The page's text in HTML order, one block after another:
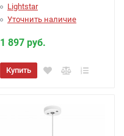
Lightstar
Уточнить наличие
1 897 руб.
Купить